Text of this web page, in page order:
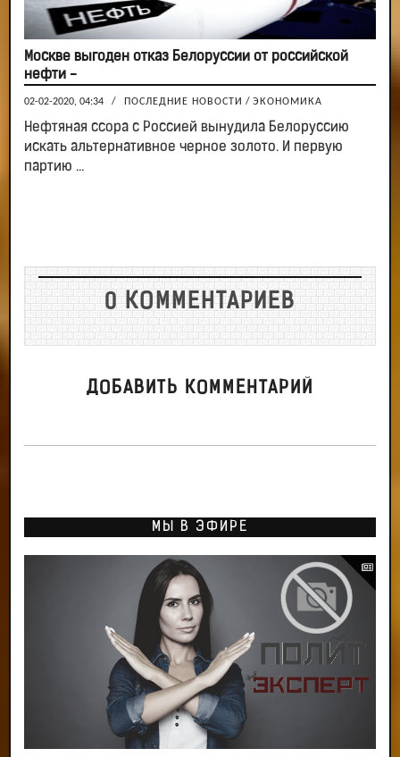
Москве выгоден отказ Белоруссии от российской
нефти -
02-02-2020, 04:34 / ПОСЛЕДНИЕ НОВОСТИ / ЭКОНОМИКА
Нефтяная ссора с Россией вынудила Белоруссию
искать альтернативное черное золото. И первую
партию ...
0 КОММЕНТАРИЕВ
ДОБАВИТЬ КОММЕНТАРИЙ
МЫ В ЭФИРЕ